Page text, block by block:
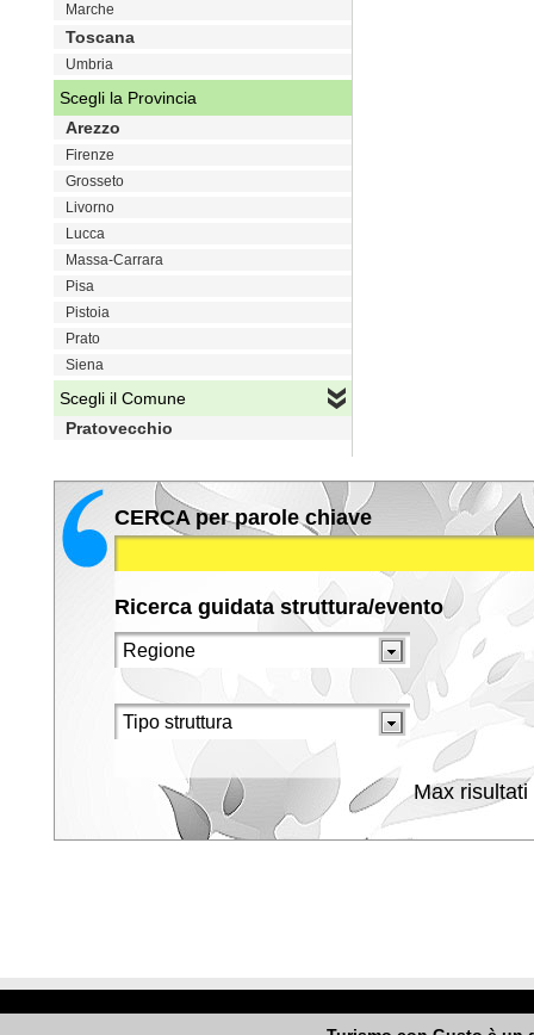
Marche
Toscana
Umbria
Scegli la Provincia
Arezzo
Firenze
Grosseto
Livorno
Lucca
Massa-Carrara
Pisa
Pistoia
Prato
Siena
Scegli il Comune
Pratovecchio
CERCA per parole chiave
Ricerca guidata struttura/evento
Max risultati